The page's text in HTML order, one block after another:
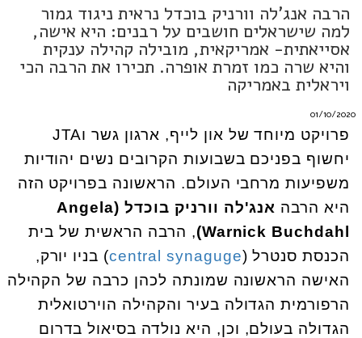
הרבה אנג'לה וורניק בוכדל נראית ניגוד גמור
למה שישראלים חושבים על רבנים: היא אישה,
אסייאתית- אמריקאית, מובילה קהילה ענקית
והיא שרה כמו זמרת אופרה. תכירו את הרבה הכי
ויראלית באמריקה
01/10/2020
פרויקט מיוחד של און לייף, ארגון גשר וJTA
יחשוף בפניכם בשבועות הקרובים נשים יהודיות
משפיעות מרחבי העולם. הראשונה בפרויקט הזה
היא הרבה
אנג'לה וורניק בוכדל (Angela
Warnick Buchdahl) , הרבה הראשית של בית
הכנסת סנטרל (central synaguge) בניו יורק,
האישה הראשונה שמונתה לכהן כרבה של הקהילה
הרפורמית הגדולה בעיר והקהילה הוירטואלית
הגדולה בעולם, וכן, היא נולדה בסיאול בדרום